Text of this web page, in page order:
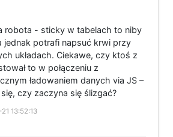
robota - sticky w tabelach to niby
jednak potrafi napsuć krwi przy
układach. Ciekawe, czy ktoś z
to w połączeniu z
ładowaniem danych via JS –
czy zaczyna się ślizgać?
13:52:13